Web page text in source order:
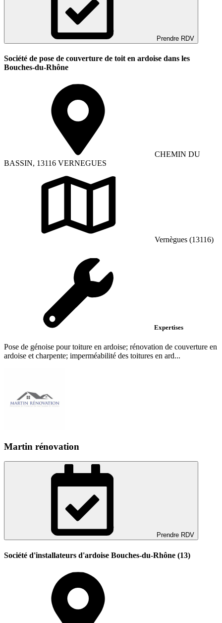
Prendre RDV
Société de pose de couverture de toit en ardoise dans les
Bouches-du-Rhône
CHEMIN DU
BASSIN, 13116 VERNEGUES
Vernègues (13116)
Expertises
Pose de génoise pour toiture en ardoise; rénovation de couverture en
ardoise et charpente; imperméabilité des toitures en ard...
Martin rénovation
Prendre RDV
Société d'installateurs d'ardoise Bouches-du-Rhône (13)